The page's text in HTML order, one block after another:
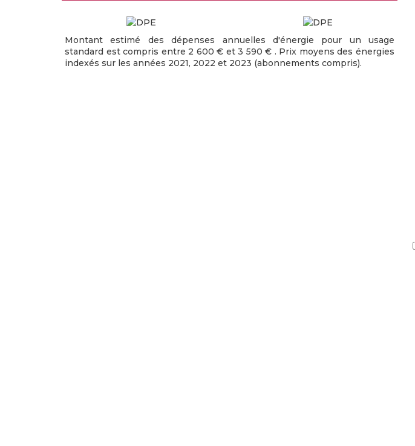
Montant estimé des dépenses annuelles d'énergie pour un usage
standard est compris entre 2 600 € et 3 590 € . Prix moyens des énergies
indexés sur les années 2021, 2022 et 2023 (abonnements compris).